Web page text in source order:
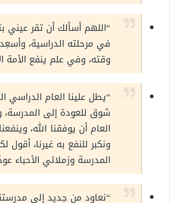
“اللهم أسألك أن تقر عيني
في مرحلته الدراسية،
وقته، وفي علم ينفع الأمة
“يطل علينا العام الدراسي
شوق للعودة إلى
العام أن يوفقنا الله،
ونكبر للنفع به غيرنا،
المدرسة وزملائي الأحباء
“نعاود من جديد إلى